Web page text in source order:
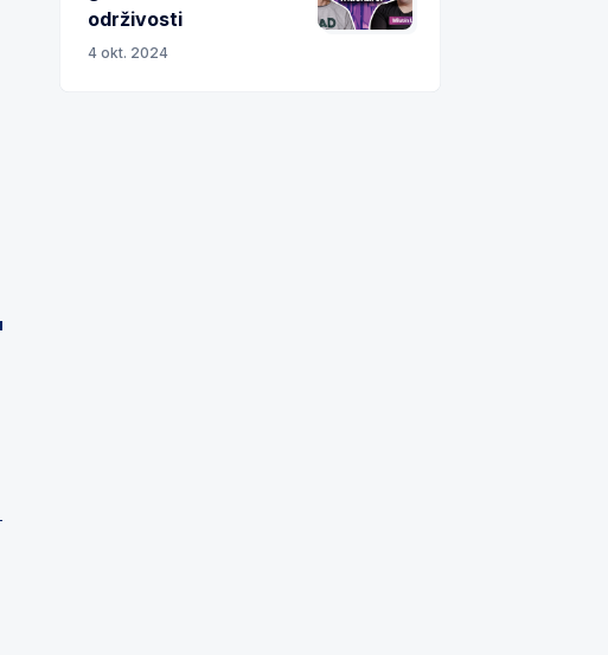
održivosti
4 okt. 2024